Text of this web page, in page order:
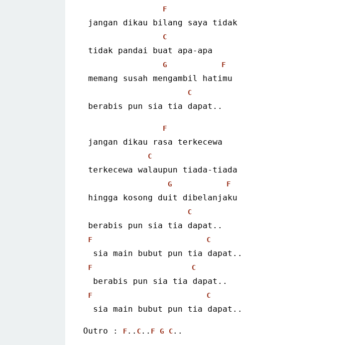
F
jangan dikau bilang saya tidak
C
tidak pandai buat apa-apa
G F
memang susah mengambil hatimu
C
berabis pun sia tia dapat..
F
jangan dikau rasa terkecewa
C
terkecewa walaupun tiada-tiada
G F
hingga kosong duit dibelanjaku
C
berabis pun sia tia dapat..
F C
  sia main bubut pun tia dapat..
F C
  berabis pun sia tia dapat..
F C
  sia main bubut pun tia dapat..
Outro : F.. C.. F G C..